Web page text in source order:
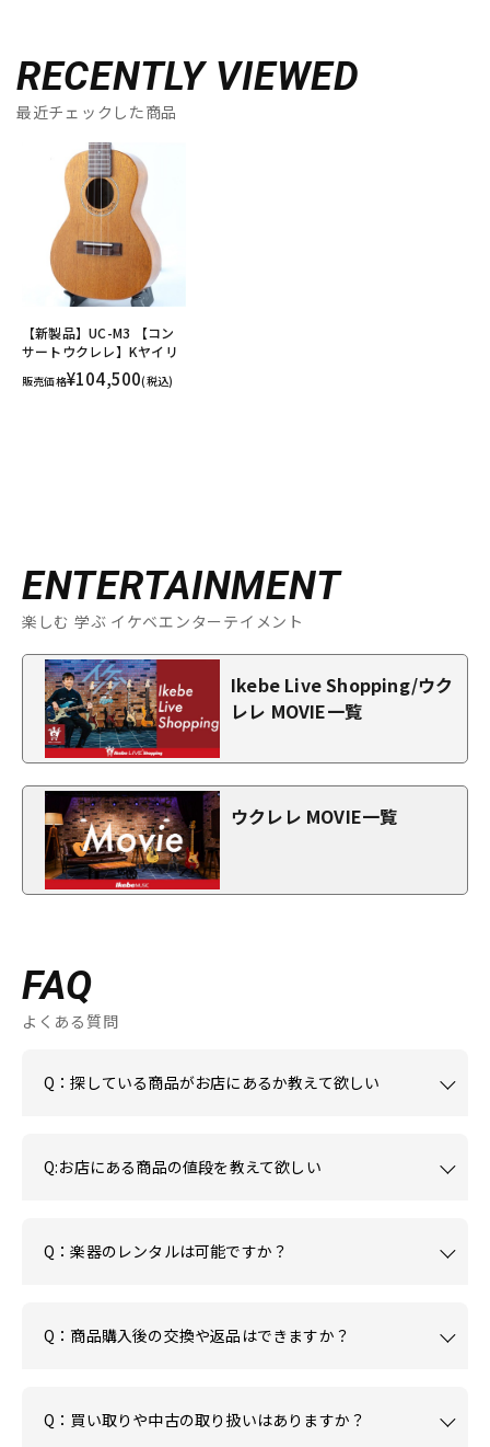
RECENTLY VIEWED
最近チェックした商品
【新製品】UC-M3 【コン
サートウクレレ】Kヤイリ
販売価格¥104,500(税込)
ENTERTAINMENT
楽しむ 学ぶ イケベエンターテイメント
Ikebe Live Shopping/ウク
レレ MOVIE一覧
ウクレレ MOVIE一覧
FAQ
よくある質問
Q：探している商品がお店にあるか教えて欲しい
Q:お店にある商品の値段を教えて欲しい
Q：楽器のレンタルは可能ですか？
Q：商品購入後の交換や返品はできますか？
Q：買い取りや中古の取り扱いはありますか？